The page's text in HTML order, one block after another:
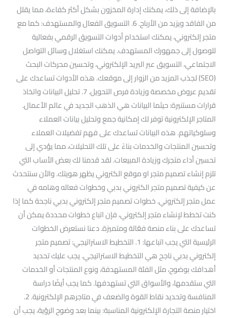
بالإضافة إلى ذلك، يمكنك إدارة المخزون بشكل أكثر كفاءة، مما يقلل
من الفاقد ويزيد من الأرباح. 6. التسويق الفعال والمستهدف: كما مع
متجر إلكتروني، يمكنك استخدام أدوات التسويق الرقمي بفعالية
للوصول إلى جمهورك المستهدف. يمكنك استغلال وسائل التواصل
الاجتماعي، التسويق عبر البريد الإلكتروني، وتحسين محركات البحث
(SEO) لجذب المزيد من الزوار إلى موقعك. هذه الأدوات تساعدك على
تقديم عروض مخصصة وزيادة فرص التحويل. 7. تحليل البيانات واتخاذ
قرارات مستنيرة: حيثما البيانات هي الذهب الجديد في عالم الأعمال.
المتاجر الإلكترونية توفر لك إمكانية جمع وتحليل بيانات العملاء
وسلوكياتهم. هذه البيانات تساعدك على فهم تفضيلات العملاء
وتحسين المنتجات والخدمات بناءً على تلك التحليلات، مما يؤدي إلى
تحسين أداء متجرك وزيادة المبيعات. لقد قدمنا لك بعض الأساب التي
تلزم إنشاء تصميم متجر او موقع الكتروني يظهر هويتك. والأن سنتحدث
عن كيفية تصميم متجر الكتروني بدبي وخطوات فعاله وهامه في
عمل متجر إلكتروني. خطوات تصميم متجر إلكتروني بدبي ناجحة كما إذا
كنت تخطط لإنشاء متجر إلكتروني، فإن اتباع خطوات محددة يمكن أن
تساعدك على بناء منصة فعّالة ومتميزة. دعنا نستعرض الخطوات
الرئيسية التي يجب اتباعها: 1. التخطيط الاستراتيجي: تصميم متجر
إلكتروني بدبي ناجح هي التخطيط الاستراتيجي. يجب عليك تحديد
أهدافك بوضوح، مثل الفئة المستهدفة، ونوع المنتجات أو الخدمات
التي ستقدمها، والأسواق التي تستهدفها. كما يجب أيضًا دراسة
المنافسة وتحديد نقاط القوة والضعف في متاجرهم الإلكترونية. 2.
اختيار منصة التجارة الإلكترونية المناسبة: بينما بعد وضوح الرؤية، يجب أن